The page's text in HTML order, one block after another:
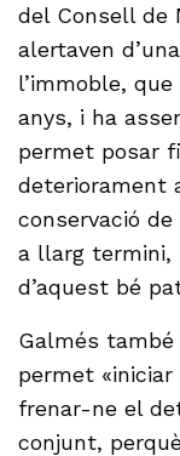
del Consell de
alertaven
l’immoble,
anys, i ha
permet posar
deteriorament
conservació de
a llarg termini,
d’aquest bé
Galmés també
permet
frenar-ne el
conjunt,